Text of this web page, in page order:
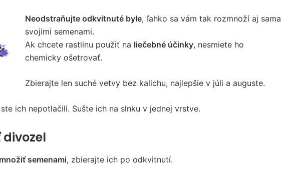
Neodstraňujte odkvitnuté byle, ľahko sa vám tak rozmnoží aj sama
svojimi semenami.
Ak chcete rastlinu použiť na liečebné účinky, nesmiete ho
chemicky ošetrovať.
Zbierajte len suché vetvy bez kalichu, najlepšie v júli a auguste.
ich nepotlačili. Sušte ich na slnku v jednej vrstve.
množiť semenami, zbierajte ich po odkvitnutí.